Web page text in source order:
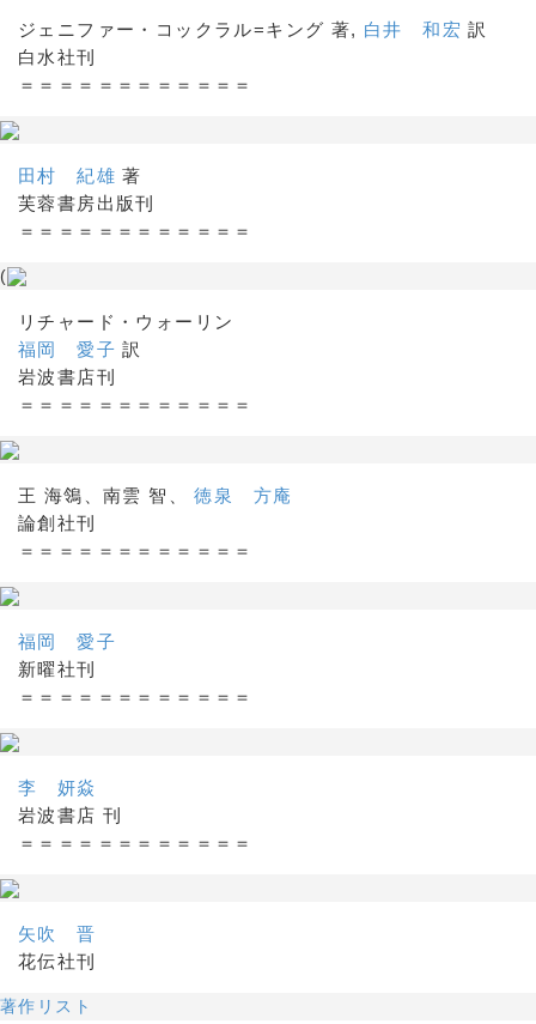
ジェニファー・コックラル=キング 著, 白井 和宏 訳
白水社刊
＝＝＝＝＝＝＝＝＝＝＝＝
田村 紀雄 著
芙蓉書房出版刊
＝＝＝＝＝＝＝＝＝＝＝＝
(
リチャード・ウォーリン
福岡 愛子 訳
岩波書店刊
＝＝＝＝＝＝＝＝＝＝＝＝
王 海鴒、南雲 智、徳泉 方庵
論創社刊
＝＝＝＝＝＝＝＝＝＝＝＝
福岡 愛子
新曜社刊
＝＝＝＝＝＝＝＝＝＝＝＝
李 妍焱
岩波書店 刊
＝＝＝＝＝＝＝＝＝＝＝＝
矢吹 晋
花伝社刊
著作リスト